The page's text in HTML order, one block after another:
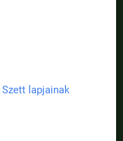
Szett lapjainak